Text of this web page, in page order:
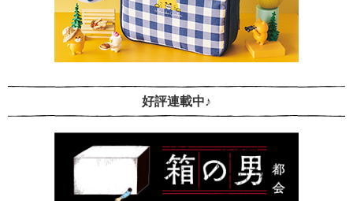
好評連載中♪